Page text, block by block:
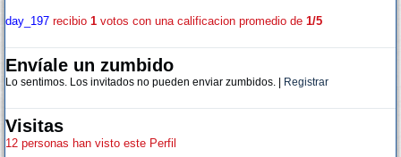
day_197 recibio 1 votos con una calificacion promedio de 1/5
Envíale un zumbido
Lo sentimos. Los invitados no pueden enviar zumbidos. | Registrar
Visitas
12 personas han visto este Perfil